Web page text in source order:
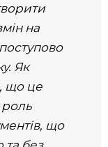
на
Як
що це
роль
що